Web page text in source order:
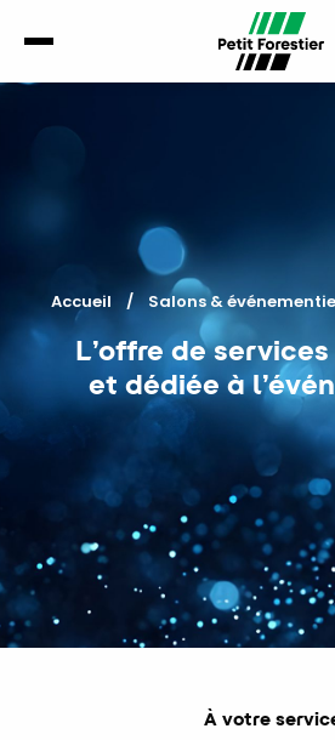
Accueil Salons &
L’offre de
et dédiée à
À votre